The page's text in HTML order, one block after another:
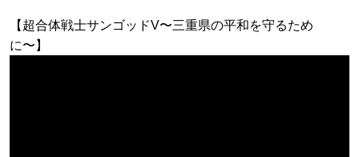
【超合体戦士サンゴッドV〜三重県の平和を守るため
に〜】